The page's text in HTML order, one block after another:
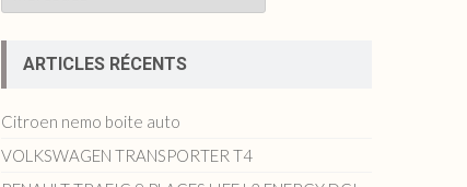
ARTICLES RÉCENTS
Citroen nemo boite auto
VOLKSWAGEN TRANSPORTER T4